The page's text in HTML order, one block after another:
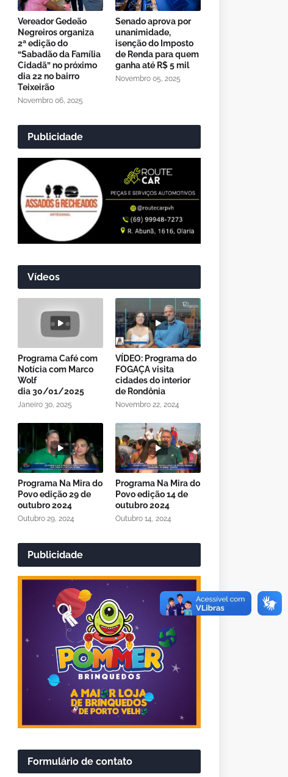
Vereador Gedeão
Negreiros organiza
2ª edição do
“Sabadão da Família
Cidadã” no próximo
dia 22 no bairro
Teixeirão
Novembro 06, 2025
Senado aprova por
unanimidade,
isenção do Imposto
de Renda para quem
ganha até R$ 5 mil
Novembro 05, 2025
Publicidade
Vídeos
Programa Café com
Notícia com Marco
Wolf
dia 30/01/2025
Janeiro 30, 2025
VÍDEO: Programa do
FOGAÇA visita
cidades do interior
de Rondônia
Novembro 22, 2024
Programa Na Mira do
Povo edição 29 de
outubro 2024
Outubro 29, 2024
Programa Na Mira do
Povo edição 14 de
outubro 2024
Outubro 14, 2024
Publicidade
Formulário de contato